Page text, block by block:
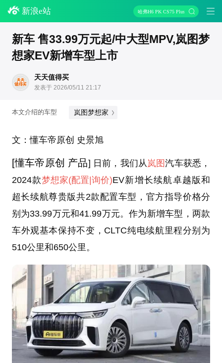
新浪e站 哈弗H6 PK CS75 Plus
新车 售33.99万元起/中大型MPV,岚图梦
想家EV新增车型上市
天天值得买
发表于 2026/05/11 21:17
本文介绍的车型 岚图梦想家
文：懂车帝原创 史景旭
[懂车帝原创 产品] 日前，我们从 岚图汽车获悉，
2024款梦想家(配置|询价)EV新增长续航卓越版和
超长续航尊贵版共2款配置车型，官方指导价格分
别为33.99万元和41.99万元。作为新增车型，两款
车外观基本保持不变，CLTC纯电续航里程分别为
510公里和650公里。